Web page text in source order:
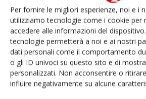
Per fornire le migliori esperienze, noi e i
utilizziamo tecnologie come i cookie per
accedere alle informazioni del
tecnologie permetterà a noi e ai nostri
dati personali come il comportamento
o gli ID univoci su questo sito e di
personalizzati. Non acconsentire o
influire negativamente su alcune
E-Magazine